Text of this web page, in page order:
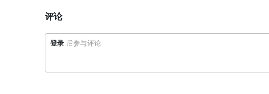
评论
登录 后参与评论